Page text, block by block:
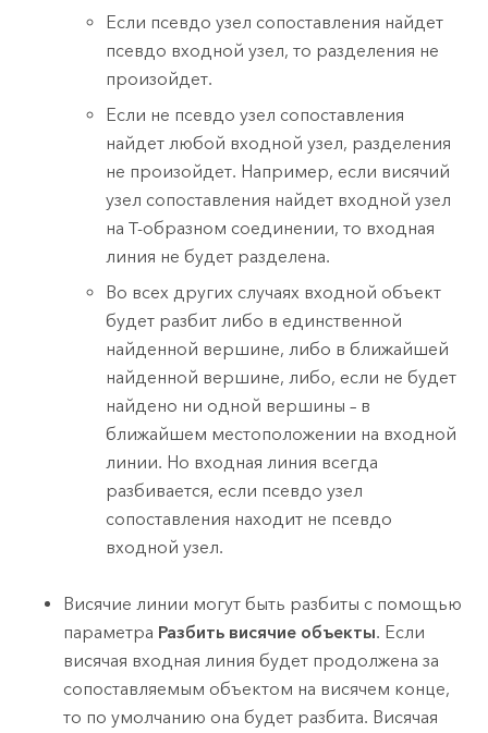
Если псевдо узел сопоставления найдет
псевдо входной узел, то разделения не
произойдет.
Если не псевдо узел сопоставления
найдет любой входной узел, разделения
не произойдет. Например, если висячий
узел сопоставления найдет входной узел
на T-образном соединении, то входная
линия не будет разделена.
Во всех других случаях входной объект
будет разбит либо в единственной
найденной вершине, либо в ближайшей
найденной вершине, либо, если не будет
найдено ни одной вершины – в
ближайшем местоположении на входной
линии. Но входная линия всегда
разбивается, если псевдо узел
сопоставления находит не псевдо
входной узел.
Висячие линии могут быть разбиты с помощью
параметра Разбить висячие объекты. Если
висячая входная линия будет продолжена за
сопоставляемым объектом на висячем конце,
то по умолчанию она будет разбита. Висячая